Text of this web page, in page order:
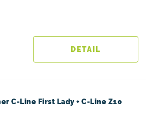
C-Line First Lady + C-Line Z10